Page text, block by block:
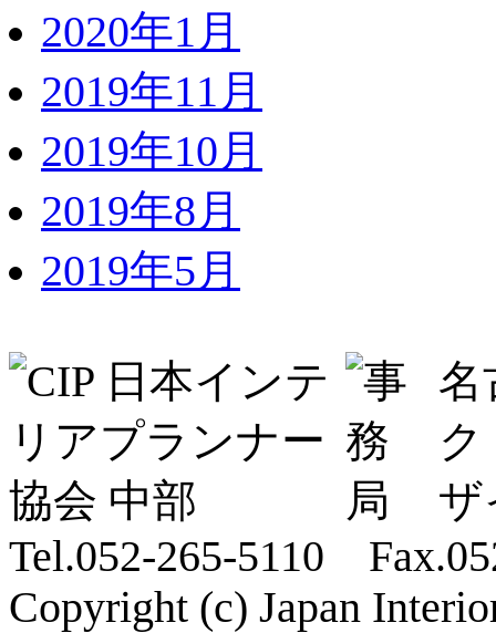
2020年1月
2019年11月
2019年10月
2019年8月
2019年5月
名
ザ
Tel.052-265-5110
Copyright (c) Japan